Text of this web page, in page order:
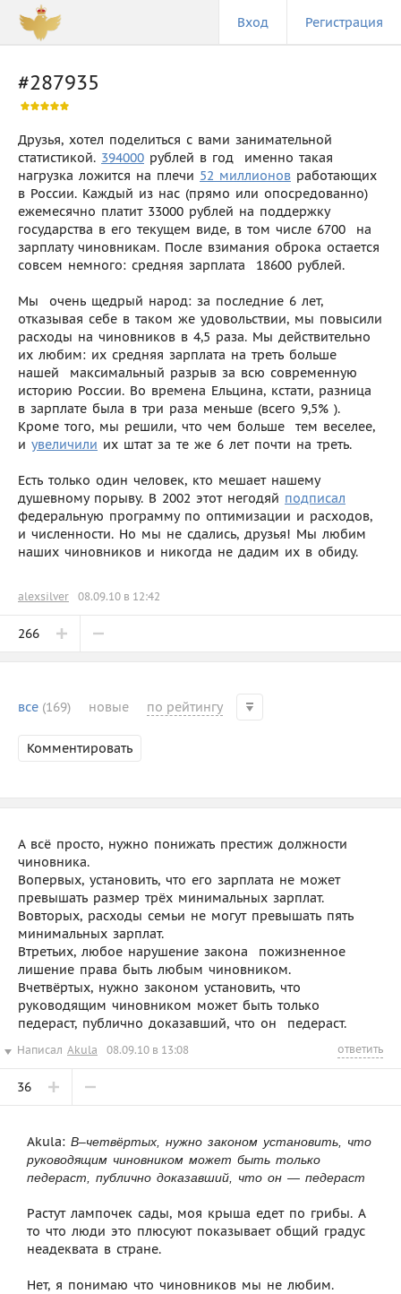
Вход Регистрация
#287935
Друзья, хотел поделиться с вами занимательной
статистикой. 394000 рублей в год  именно такая
нагрузка ложится на плечи 52 миллионов работающих
в России. Каждый из нас (прямо или опосредованно)
ежемесячно платит 33000 рублей на поддержку
государства в его текущем виде, в том числе 6700  на
зарплату чиновникам. После взимания оброка остается
совсем немного: средняя зарплата  18600 рублей.
Мы  очень щедрый народ: за последние 6 лет,
отказывая себе в таком же удовольствии, мы повысили
расходы на чиновников в 4,5 раза. Мы действительно
их любим: их средняя зарплата на треть больше
нашей  максимальный разрыв за всю современную
историю России. Во времена Ельцина, кстати, разница
в зарплате была в три раза меньше (всего 9,5% ).
Кроме того, мы решили, что чем больше  тем веселее,
и увеличили их штат за те же 6 лет почти на треть.
Есть только один человек, кто мешает нашему
душевному порыву. В 2002 этот негодяй подписал
федеральную программу по оптимизации и расходов,
и численности. Но мы не сдались, друзья! Мы любим
наших чиновников и никогда не дадим их в обиду.
alexsilver 08.09.10 в 12:42
266
все (169) новые по рейтингу
Комментировать
А всё просто, нужно понижать престиж должности
чиновника.
Вопервых, установить, что его зарплата не может
превышать размер трёх минимальных зарплат.
Вовторых, расходы семьи не могут превышать пять
минимальных зарплат.
Втретьих, любое нарушение закона  пожизненное
лишение права быть любым чиновником.
Вчетвёртых, нужно законом установить, что
руководящим чиновником может быть только
педераст, публично доказавший, что он  педераст.
Написал Akula 08.09.10 в 13:08 ответить
36
Akula: В–четвёртых, нужно законом установить, что
руководящим чиновником может быть только
педераст, публично доказавший, что он — педераст
Растут лампочек сады, моя крыша едет по грибы. А
то что люди это плюсуют показывает общий градус
неадеквата в стране.
Нет, я понимаю что чиновников мы не любим.